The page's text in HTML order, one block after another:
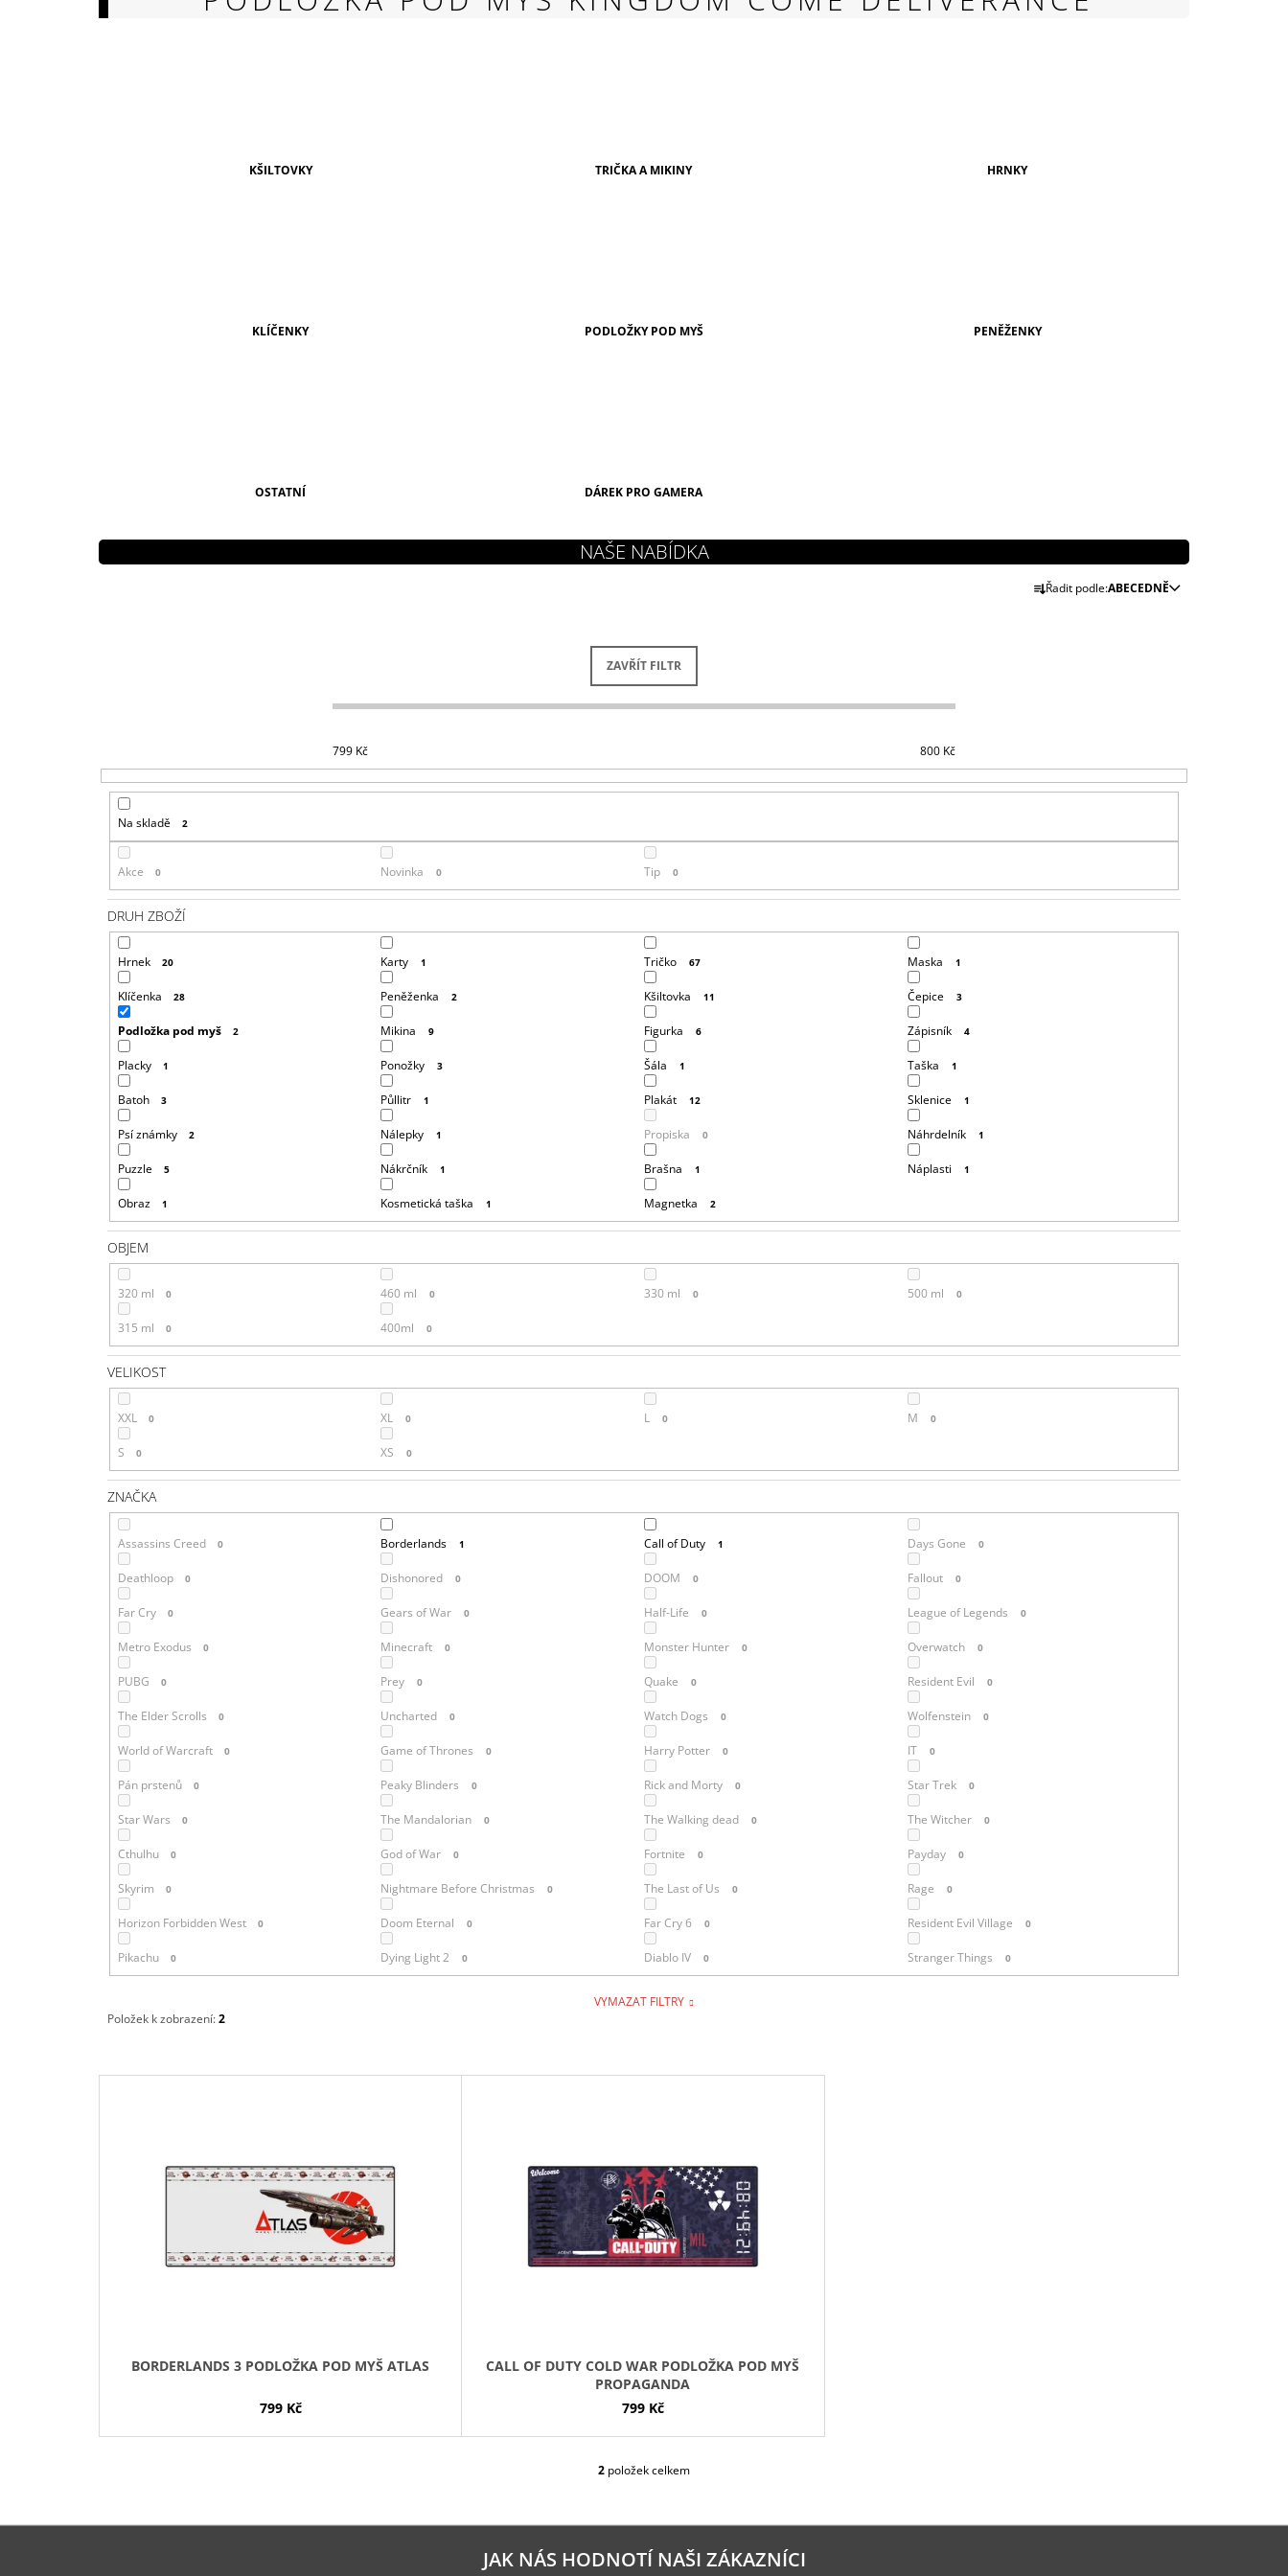
KŠILTOVKY TRIČKA A MIKINY HRNKY
KLÍČENKY PODLOŽKY POD MYŠ PENĚŽENKY
OSTATNÍ DÁREK PRO GAMERA
Ř
O
Ů
Řadit podle:ABECEDNĚ
ZAVŘÍT FILTR
799 Kč 800 Kč
Na skladě 2
Akce 0 Novinka 0 Tip 0
DRUH ZBOŽÍ
Hrnek 20 Karty 1 Tričko 67 Maska 1
Klíčenka 28 Peněženka 2 Kšiltovka 11 Čepice 3
Podložka pod myš 2 Mikina 9 Figurka 6 Zápisník 4
Placky 1 Ponožky 3 Šála 1 Taška 1
Batoh 3 Půllitr 1 Plakát 12 Sklenice 1
Psí známky 2 Nálepky 1 Propiska 0 Náhrdelník 1
Puzzle 5 Nákrčník 1 Brašna 1 Náplasti 1
Obraz 1 Kosmetická taška 1 Magnetka 2
OBJEM
320 ml 0 460 ml 0 330 ml 0 500 ml 0
315 ml 0 400ml 0
VELIKOST
XXL 0 XL 0 L 0 M 0
S 0 XS 0
ZNAČKA
Assassins Creed 0 Borderlands 1 Call of Duty 1 Days Gone 0
Deathloop 0 Dishonored 0 DOOM 0 Fallout 0
Far Cry 0 Gears of War 0 Half-Life 0 League of Legends 0
Metro Exodus 0 Minecraft 0 Monster Hunter 0 Overwatch 0
PUBG 0 Prey 0 Quake 0 Resident Evil 0
The Elder Scrolls 0 Uncharted 0 Watch Dogs 0 Wolfenstein 0
World of Warcraft 0 Game of Thrones 0 Harry Potter 0 IT 0
Pán prstenů 0 Peaky Blinders 0 Rick and Morty 0 Star Trek 0
Star Wars 0 The Mandalorian 0 The Walking dead 0 The Witcher 0
Cthulhu 0 God of War 0 Fortnite 0 Payday 0
Skyrim 0 Nightmare Before Christmas 0 The Last of Us 0 Rage 0
Horizon Forbidden West 0 Doom Eternal 0 Far Cry 6 0 Resident Evil Village 0
Pikachu 0 Dying Light 2 0 Diablo IV 0 Stranger Things 0
VYMAZAT FILTRY
Položek k zobrazení:2
V
BORDERLANDS 3 PODLOŽKA POD MYŠ ATLAS
799 Kč
CALL OF DUTY COLD WAR PODLOŽKA POD MYŠ
PROPAGANDA
799 Kč
O
Á
D
A
2 položek celkem
149 Kč
999 Kč
JAK NÁS HODNOTÍ NAŠI ZÁKAZNÍCI